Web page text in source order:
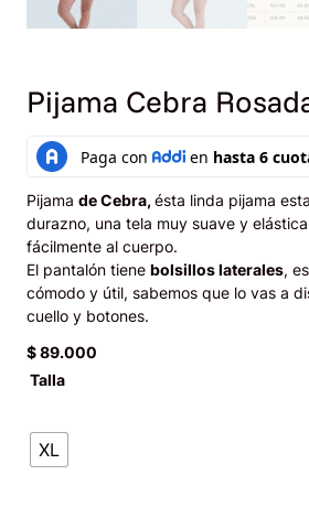
Pijama Cebra
Pijama de Cebra, ésta linda pijama
durazno, una tela muy suave y
fácilmente al cuerpo.
El pantalón tiene bolsillos laterales,
cómodo y útil, sabemos que lo vas a
cuello y botones.
$89.000
Talla
XL